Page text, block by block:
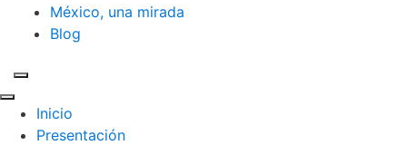
México, una mirada
Blog
Inicio
Presentación